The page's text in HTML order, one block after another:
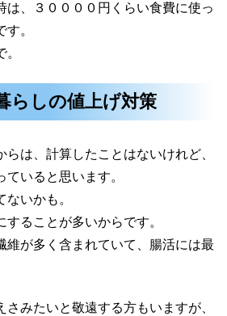
は、３００００円くらい食費に使っ
。
らしの値上げ対策
は、計算したことはないけれど、
いると思います。
いかも。
ることが多いからです。
維が多く含まれていて、腸活には最
さみたいと敬遠する方もいますが、